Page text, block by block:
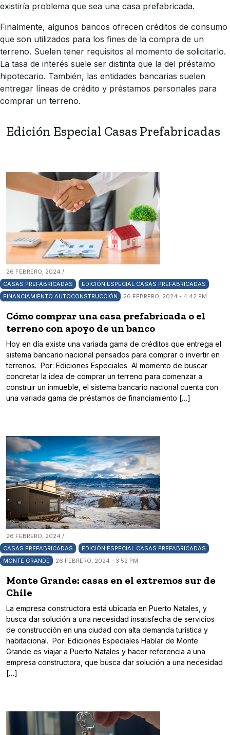
existiría problema que sea una casa prefabricada.
Finalmente, algunos bancos ofrecen créditos de consumo
que son utilizados para los fines de la compra de un
terreno. Suelen tener requisitos al momento de solicitarlo.
La tasa de interés suele ser distinta que la del préstamo
hipotecario. También, las entidades bancarias suelen
entregar líneas de crédito y préstamos personales para
comprar un terreno.
Edición Especial Casas Prefabricadas
26 FEBRERO, 2024 /
CASAS PREFABRICADAS
EDICIÓN ESPECIAL CASAS PREFABRICADAS
FINANCIAMIENTO AUTOCONSTRUCCIÓN
26 FEBRERO, 2024 - 4:42 PM
Cómo comprar una casa prefabricada o el
terreno con apoyo de un banco
Hoy en día existe una variada gama de créditos que entrega el
sistema bancario nacional pensados para comprar o invertir en
terrenos. Por: Ediciones Especiales Al momento de buscar
concretar la idea de comprar un terreno para comenzar a
construir un inmueble, el sistema bancario nacional cuenta con
una variada gama de préstamos de financiamiento […]
26 FEBRERO, 2024 /
CASAS PREFABRICADAS
EDICIÓN ESPECIAL CASAS PREFABRICADAS
MONTE GRANDE
26 FEBRERO, 2024 - 3:52 PM
Monte Grande: casas en el extremos sur de
Chile
La empresa constructora está ubicada en Puerto Natales, y
busca dar solución a una necesidad insatisfecha de servicios
de construcción en una ciudad con alta demanda turística y
habitacional. Por: Ediciones Especiales Hablar de Monte
Grande es viajar a Puerto Natales y hacer referencia a una
empresa constructora, que busca dar solución a una necesidad
[…]